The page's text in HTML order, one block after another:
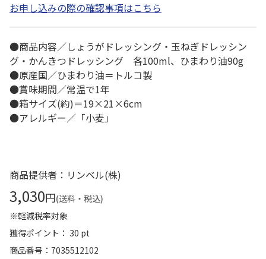
お申し込みの際の確認事項はこちら
●商品内容／しょうがドレッシング・玉ねぎドレッシン
グ・かんきつドレッシング 各100ml、ひまわり油90g
●原産国／ひまわり油＝トルコ製
●賞味期間／常温で1年
●箱サイズ(約)＝19×21×6cm
●アレルギー／「小麦」
商品提供者：リンベル(株)
3,030円(送料・税込)
※軽減税率対象
獲得ポイント： 30 pt
商品番号
7035512102